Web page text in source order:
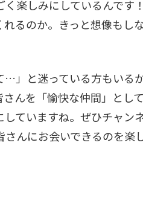
楽しみにしているんです
るのか。きっと想像もし
…」と迷っている方もい
んを「愉快な仲間」とし
ていますね。ぜひチャン
んにお会いできるのを楽